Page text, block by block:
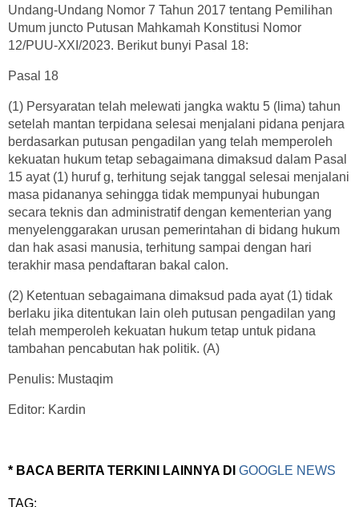
Undang-Undang Nomor 7 Tahun 2017 tentang Pemilihan
Umum juncto Putusan Mahkamah Konstitusi Nomor
12/PUU-XXI/2023. Berikut bunyi Pasal 18:
Pasal 18
(1) Persyaratan telah melewati jangka waktu 5 (lima) tahun
setelah mantan terpidana selesai menjalani pidana penjara
berdasarkan putusan pengadilan yang telah memperoleh
kekuatan hukum tetap sebagaimana dimaksud dalam Pasal
15 ayat (1) huruf g, terhitung sejak tanggal selesai menjalani
masa pidananya sehingga tidak mempunyai hubungan
secara teknis dan administratif dengan kementerian yang
menyelenggarakan urusan pemerintahan di bidang hukum
dan hak asasi manusia, terhitung sampai dengan hari
terakhir masa pendaftaran bakal calon.
(2) Ketentuan sebagaimana dimaksud pada ayat (1) tidak
berlaku jika ditentukan lain oleh putusan pengadilan yang
telah memperoleh kekuatan hukum tetap untuk pidana
tambahan pencabutan hak politik. (A)
Penulis: Mustaqim
Editor: Kardin
* BACA BERITA TERKINI LAINNYA DI GOOGLE NEWS
TAG: